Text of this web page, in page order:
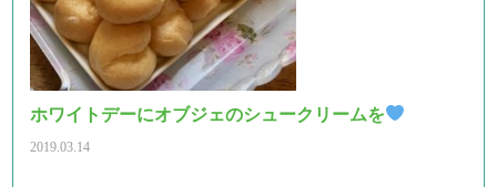
ホワイトデーにオブジェのシュークリームを
2019.03.14